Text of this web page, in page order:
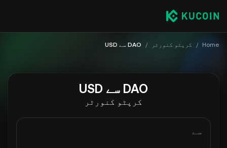
Home
/ کرپٹو کنورٹر / DAO سے USD
DAO سے USD
کرپٹو کنورٹر
سے